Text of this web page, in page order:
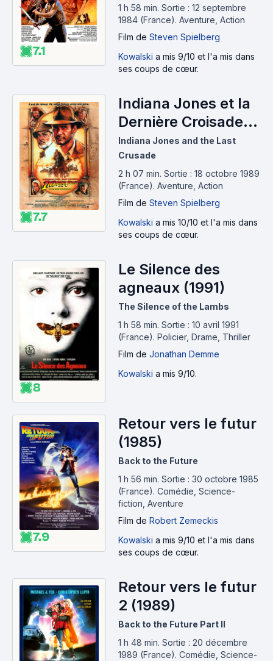
7.1
1 h 58 min. Sortie : 12 septembre
1984 (France). Aventure, Action
Film de Steven Spielberg
Kowalski a mis 9/10 et l'a mis dans
ses coups de cœur.
7.7
Indiana Jones et la
Dernière Croisade
(1989)
Indiana Jones and the Last
Crusade
2 h 07 min. Sortie : 18 octobre 1989
(France). Aventure, Action
Film de Steven Spielberg
Kowalski a mis 10/10 et l'a mis dans
ses coups de cœur.
8
Le Silence des
agneaux (1991)
The Silence of the Lambs
1 h 58 min. Sortie : 10 avril 1991
(France). Policier, Drame, Thriller
Film de Jonathan Demme
Kowalski a mis 9/10.
7.9
Retour vers le futur
(1985)
Back to the Future
1 h 56 min. Sortie : 30 octobre 1985
(France). Comédie, Science-
fiction, Aventure
Film de Robert Zemeckis
Kowalski a mis 9/10 et l'a mis dans
ses coups de cœur.
Retour vers le futur
2 (1989)
Back to the Future Part II
1 h 48 min. Sortie : 20 décembre
1989 (France). Comédie, Science-